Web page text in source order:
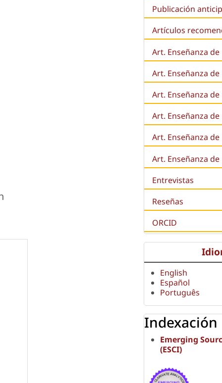
Publicación
Artículos
Art. Enseñanza
Art. Enseñanza
Art. Enseñanza de
Art. Enseñanza de
Art. Enseñanza
Art. Enseñanza
Entrevistas
Reseñas
ORCID
English
Español
Português
Indexación
Emerging
(ESCI)